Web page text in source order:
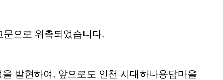
으로 위촉되었습니다.
발현하여, 앞으로도 인천 시대하나용담마을